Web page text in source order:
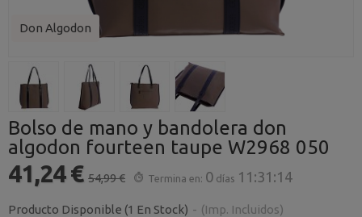
Don Algodon
Bolso de mano y bandolera don
algodon fourteen taupe W2968 050
41,24 € 54,99 € Termina en: 0 días 11:31:14
Producto Disponible (1 En Stock) - (Imp. Incluidos)